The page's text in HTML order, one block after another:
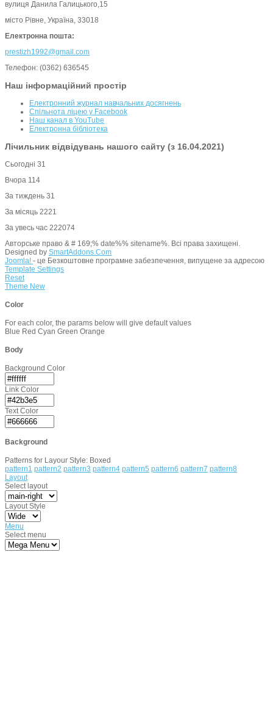
вулиця Данила Галицького,15
місто Рівне, Україна, 33018
Електронна пошта:
prestizh1992@gmail.com
Телефон: (0362) 636545
Наш інформаційний простір
Електронний журнал навчальних досягнень
Спільнота ліцею у Facebook
Наш канал в YouTube
Електронна бібліотека
Лічильник відвідувань нашого сайту (з 16.04.2021)
Сьогодні 31
Вчора 114
За тиждень 31
За місяць 2221
За увесь час 222074
Авторське право & # 169;% date%% sitename%. Всі права захищені.
Designed by SmartAddons.Com
Joomla! - це Безкоштовне програмне забезпечення, випущене за адресою
Template Settings
Reset
Theme New
Color
For each color, the params below will give default values
Blue Red Cyan Green Orange
Body
Background Color
Link Color
Text Color
Background
Patterns for Layour Style: Boxed
pattern1 pattern2 pattern3 pattern4 pattern5 pattern6 pattern7 pattern8
Layout
Select layout
Layout Style
Menu
Select menu